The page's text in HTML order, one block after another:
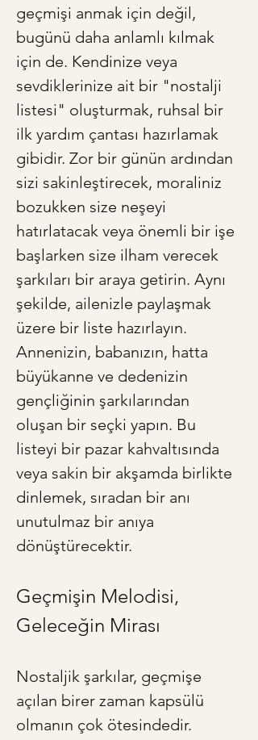
geçmişi anmak için değil,
bugünü daha anlamlı kılmak
için de. Kendinize veya
sevdiklerinize ait bir "nostalji
listesi" oluşturmak, ruhsal bir
ilk yardım çantası hazırlamak
gibidir. Zor bir günün ardından
sizi sakinleştirecek, moraliniz
bozukken size neşeyi
hatırlatacak veya önemli bir işe
başlarken size ilham verecek
şarkıları bir araya getirin. Aynı
şekilde, ailenizle paylaşmak
üzere bir liste hazırlayın.
Annenizin, babanızın, hatta
büyükanne ve dedenizin
gençliğinin şarkılarından
oluşan bir seçki yapın. Bu
listeyi bir pazar kahvaltısında
veya sakin bir akşamda birlikte
dinlemek, sıradan bir anı
unutulmaz bir anıya
dönüştürecektir.
Geçmişin Melodisi,
Geleceğin Mirası
Nostaljik şarkılar, geçmişe
açılan birer zaman kapsülü
olmanın çok ötesindedir.